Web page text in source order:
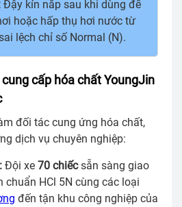
Đậy kín nắp sau khi dùng để
hoặc hấp thụ hơi nước từ
lệch chỉ số Normal (N).
cấp hóa chất YoungJin
đối tác cung ứng hóa chất,
dịch vụ chuyên nghiệp:
Đội xe 70 chiếcsẵn sàng giao
chuẩn HCl 5N cùng các loại
đến tận khu công nghiệp của